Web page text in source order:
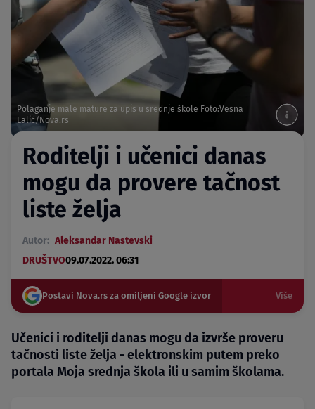
Polaganje male mature za upis u srednje škole Foto:Vesna
Lalić/Nova.rs
Roditelji i učenici danas
mogu da provere tačnost
liste želja
Autor: Aleksandar Nastevski
DRUŠTVO09.07.2022. 06:31
Postavi Nova.rs za omiljeni Google izvor Više
Učenici i roditelji danas mogu da izvrše proveru
tačnosti liste želja - elektronskim putem preko
portala Moja srednja škola ili u samim školama.